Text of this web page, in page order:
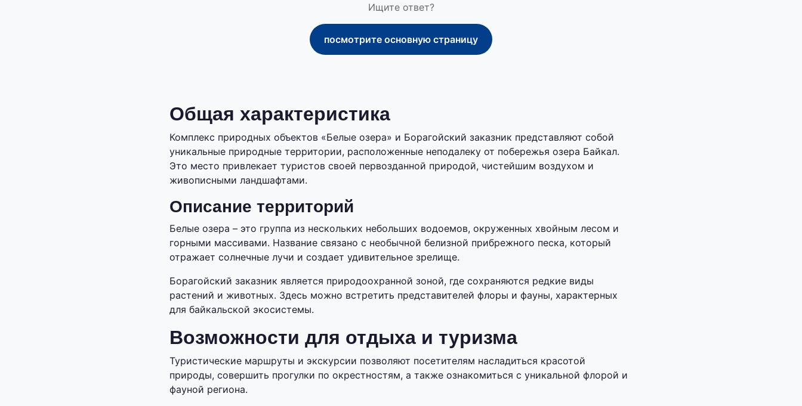
Ищите ответ?
посмотрите основную страницу
Общая характеристика
Комплекс природных объектов «Белые озера» и Борагойский заказник представляют собой
уникальные природные территории, расположенные неподалеку от побережья озера Байкал.
Это место привлекает туристов своей первозданной природой, чистейшим воздухом и
живописными ландшафтами.
Описание территорий
Белые озера – это группа из нескольких небольших водоемов, окруженных хвойным лесом и
горными массивами. Название связано с необычной белизной прибрежного песка, который
отражает солнечные лучи и создает удивительное зрелище.
Борагойский заказник является природоохранной зоной, где сохраняются редкие виды
растений и животных. Здесь можно встретить представителей флоры и фауны, характерных
для байкальской экосистемы.
Возможности для отдыха и туризма
Туристические маршруты и экскурсии позволяют посетителям насладиться красотой
природы, совершить прогулки по окрестностям, а также ознакомиться с уникальной флорой и
фауной региона.